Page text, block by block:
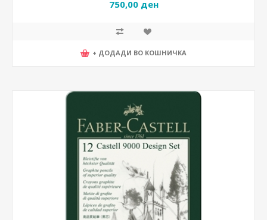
750,00 ден
+ ДОДАДИ ВО КОШНИЧКА